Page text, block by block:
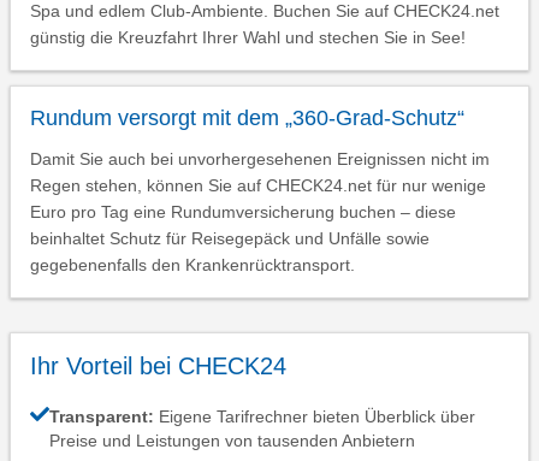
Spa und edlem Club-Ambiente. Buchen Sie auf CHECK24.net
günstig die Kreuzfahrt Ihrer Wahl und stechen Sie in See!
Rundum versorgt mit dem „360-Grad-Schutz“
Damit Sie auch bei unvorhergesehenen Ereignissen nicht im
Regen stehen, können Sie auf CHECK24.net für nur wenige
Euro pro Tag eine Rundumversicherung buchen – diese
beinhaltet Schutz für Reisegepäck und Unfälle sowie
gegebenenfalls den Krankenrücktransport.
Ihr Vorteil bei CHECK24
Transparent: Eigene Tarifrechner bieten Überblick über
Preise und Leistungen von tausenden Anbietern